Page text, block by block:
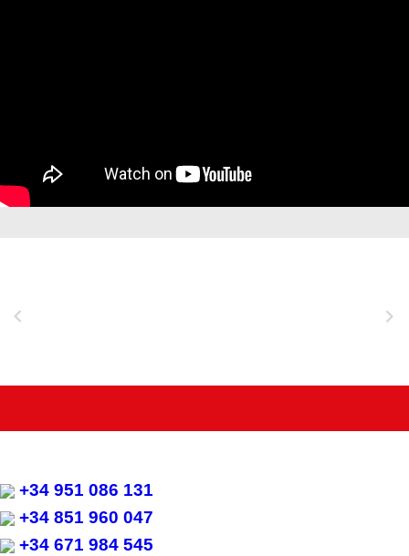
 
+34 951 086 131
+34 851 960 047
+34 671 984 545